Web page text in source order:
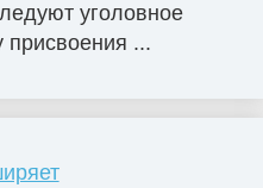
уголовное
присвоения ...